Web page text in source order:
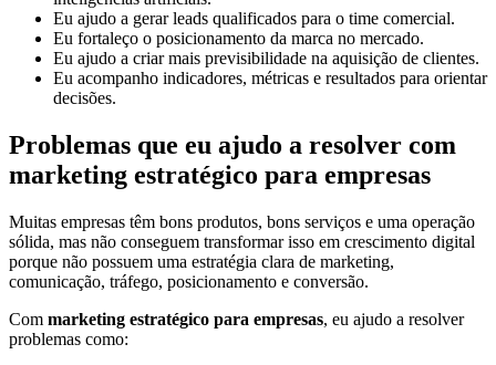
Eu ajudo a gerar leads qualificados para o time comercial.
Eu fortaleço o posicionamento da marca no mercado.
Eu ajudo a criar mais previsibilidade na aquisição de clientes.
Eu acompanho indicadores, métricas e resultados para orientar
decisões.
Problemas que eu ajudo a resolver com
marketing estratégico para empresas
Muitas empresas têm bons produtos, bons serviços e uma operação
sólida, mas não conseguem transformar isso em crescimento digital
porque não possuem uma estratégia clara de marketing,
comunicação, tráfego, posicionamento e conversão.
Com marketing estratégico para empresas, eu ajudo a resolver
problemas como: